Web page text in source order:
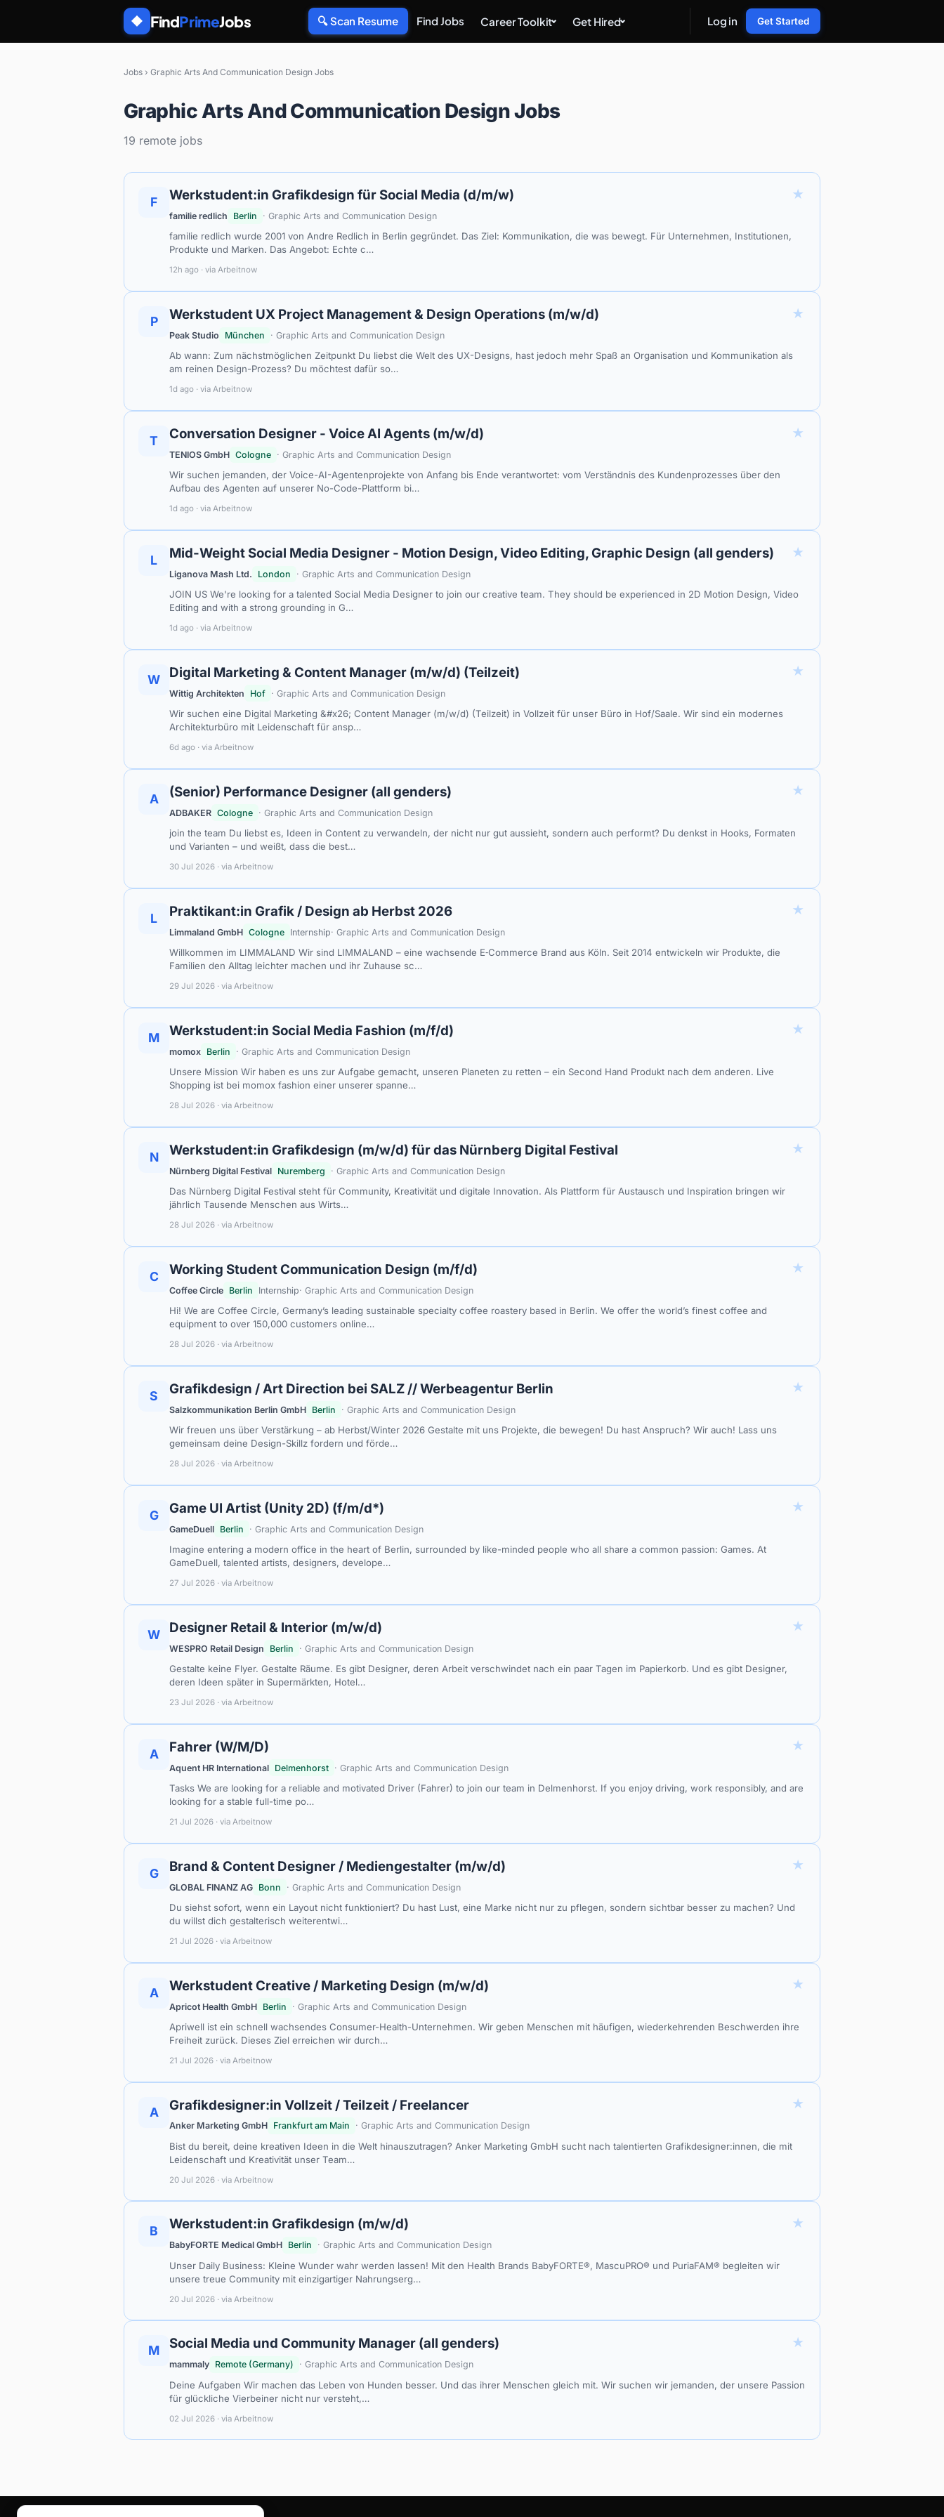
◆ FindPrimeJobs 🔍 Scan Resume Find Jobs Career Toolkit Get Hired Log in Get Started
Jobs › Graphic Arts And Communication Design Jobs
Graphic Arts And Communication Design Jobs
19 remote jobs
F Werkstudent:in Grafikdesign für Social Media (d/m/w) ★
familie redlich Berlin · Graphic Arts and Communication Design
familie redlich wurde 2001 von Andre Redlich in Berlin gegründet. Das Ziel: Kommunikation, die was bewegt. Für Unternehmen, Institutionen,
Produkte und Marken. Das Angebot: Echte c…
12h ago · via Arbeitnow
P Werkstudent UX Project Management & Design Operations (m/w/d) ★
Peak Studio München · Graphic Arts and Communication Design
Ab wann: Zum nächstmöglichen Zeitpunkt Du liebst die Welt des UX-Designs, hast jedoch mehr Spaß an Organisation und Kommunikation als
am reinen Design-Prozess? Du möchtest dafür so…
1d ago · via Arbeitnow
T Conversation Designer - Voice AI Agents (m/w/d) ★
TENIOS GmbH Cologne · Graphic Arts and Communication Design
Wir suchen jemanden, der Voice-AI-Agentenprojekte von Anfang bis Ende verantwortet: vom Verständnis des Kundenprozesses über den
Aufbau des Agenten auf unserer No-Code-Plattform bi…
1d ago · via Arbeitnow
L Mid-Weight Social Media Designer - Motion Design, Video Editing, Graphic Design (all genders) ★
Liganova Mash Ltd. London · Graphic Arts and Communication Design
JOIN US We're looking for a talented Social Media Designer to join our creative team. They should be experienced in 2D Motion Design, Video
Editing and with a strong grounding in G…
1d ago · via Arbeitnow
W Digital Marketing & Content Manager (m/w/d) (Teilzeit) ★
Wittig Architekten Hof · Graphic Arts and Communication Design
Wir suchen eine Digital Marketing &#x26; Content Manager (m/w/d) (Teilzeit) in Vollzeit für unser Büro in Hof/Saale. Wir sind ein modernes
Architekturbüro mit Leidenschaft für ansp…
6d ago · via Arbeitnow
A (Senior) Performance Designer (all genders) ★
ADBAKER Cologne · Graphic Arts and Communication Design
join the team Du liebst es, Ideen in Content zu verwandeln, der nicht nur gut aussieht, sondern auch performt? Du denkst in Hooks, Formaten
und Varianten – und weißt, dass die best…
30 Jul 2026 · via Arbeitnow
L Praktikant:in Grafik / Design ab Herbst 2026 ★
Limmaland GmbH Cologne Internship· Graphic Arts and Communication Design
Willkommen im LIMMALAND Wir sind LIMMALAND – eine wachsende E‑Commerce Brand aus Köln. Seit 2014 entwickeln wir Produkte, die
Familien den Alltag leichter machen und ihr Zuhause sc…
29 Jul 2026 · via Arbeitnow
M Werkstudent:in Social Media Fashion (m/f/d) ★
momox Berlin · Graphic Arts and Communication Design
Unsere Mission Wir haben es uns zur Aufgabe gemacht, unseren Planeten zu retten – ein Second Hand Produkt nach dem anderen. Live
Shopping ist bei momox fashion einer unserer spanne…
28 Jul 2026 · via Arbeitnow
N Werkstudent:in Grafikdesign (m/w/d) für das Nürnberg Digital Festival ★
Nürnberg Digital Festival Nuremberg · Graphic Arts and Communication Design
Das Nürnberg Digital Festival steht für Community, Kreativität und digitale Innovation. Als Plattform für Austausch und Inspiration bringen wir
jährlich Tausende Menschen aus Wirts…
28 Jul 2026 · via Arbeitnow
C Working Student Communication Design (m/f/d) ★
Coffee Circle Berlin Internship· Graphic Arts and Communication Design
Hi! We are Coffee Circle, Germany’s leading sustainable specialty coffee roastery based in Berlin. We offer the world’s finest coffee and
equipment to over 150,000 customers online…
28 Jul 2026 · via Arbeitnow
S Grafikdesign / Art Direction bei SALZ // Werbeagentur Berlin ★
Salzkommunikation Berlin GmbH Berlin · Graphic Arts and Communication Design
Wir freuen uns über Verstärkung – ab Herbst/Winter 2026 Gestalte mit uns Projekte, die bewegen! Du hast Anspruch? Wir auch! Lass uns
gemeinsam deine Design-Skillz fordern und förde…
28 Jul 2026 · via Arbeitnow
G Game UI Artist (Unity 2D) (f/m/d*) ★
GameDuell Berlin · Graphic Arts and Communication Design
Imagine entering a modern office in the heart of Berlin, surrounded by like-minded people who all share a common passion: Games. At
GameDuell, talented artists, designers, develope…
27 Jul 2026 · via Arbeitnow
W Designer Retail & Interior (m/w/d) ★
WESPRO Retail Design Berlin · Graphic Arts and Communication Design
Gestalte keine Flyer. Gestalte Räume. Es gibt Designer, deren Arbeit verschwindet nach ein paar Tagen im Papierkorb. Und es gibt Designer,
deren Ideen später in Supermärkten, Hotel…
23 Jul 2026 · via Arbeitnow
A Fahrer (W/M/D) ★
Aquent HR International Delmenhorst · Graphic Arts and Communication Design
Tasks We are looking for a reliable and motivated Driver (Fahrer) to join our team in Delmenhorst. If you enjoy driving, work responsibly, and are
looking for a stable full-time po…
21 Jul 2026 · via Arbeitnow
G Brand & Content Designer / Mediengestalter (m/w/d) ★
GLOBAL FINANZ AG Bonn · Graphic Arts and Communication Design
Du siehst sofort, wenn ein Layout nicht funktioniert? Du hast Lust, eine Marke nicht nur zu pflegen, sondern sichtbar besser zu machen? Und
du willst dich gestalterisch weiterentwi…
21 Jul 2026 · via Arbeitnow
A Werkstudent Creative / Marketing Design (m/w/d) ★
Apricot Health GmbH Berlin · Graphic Arts and Communication Design
Apriwell ist ein schnell wachsendes Consumer-Health-Unternehmen. Wir geben Menschen mit häufigen, wiederkehrenden Beschwerden ihre
Freiheit zurück. Dieses Ziel erreichen wir durch…
21 Jul 2026 · via Arbeitnow
A Grafikdesigner:in Vollzeit / Teilzeit / Freelancer ★
Anker Marketing GmbH Frankfurt am Main · Graphic Arts and Communication Design
Bist du bereit, deine kreativen Ideen in die Welt hinauszutragen? Anker Marketing GmbH sucht nach talentierten Grafikdesigner:innen, die mit
Leidenschaft und Kreativität unser Team…
20 Jul 2026 · via Arbeitnow
B Werkstudent:in Grafikdesign (m/w/d) ★
BabyFORTE Medical GmbH Berlin · Graphic Arts and Communication Design
Unser Daily Business: Kleine Wunder wahr werden lassen! Mit den Health Brands BabyFORTE®, MascuPRO® und PuriaFAM® begleiten wir
unsere treue Community mit einzigartiger Nahrungserg…
20 Jul 2026 · via Arbeitnow
M Social Media und Community Manager (all genders) ★
mammaly Remote (Germany) · Graphic Arts and Communication Design
Deine Aufgaben Wir machen das Leben von Hunden besser. Und das ihrer Menschen gleich mit. Wir suchen wir jemanden, der unsere Passion
für glückliche Vierbeiner nicht nur versteht,…
02 Jul 2026 · via Arbeitnow